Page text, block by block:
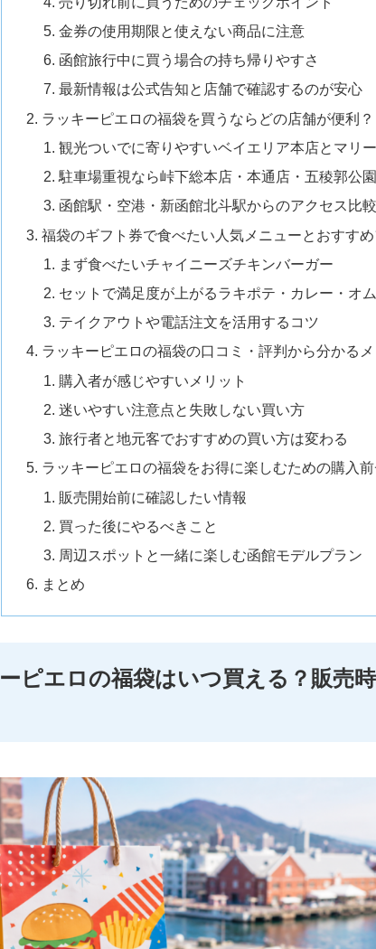
金券の使用期限と使えない商品に注意
函館旅行中に買う場合の持ち帰りやすさ
最新情報は公式告知と店舗で確認するのが安心
ラッキーピエロの福袋を買うならどの店舗が便利？
観光ついでに寄りやすいベイエリア本店とマリ
駐車場重視なら峠下総本店・本通店・五稜郭公
函館駅・空港・新函館北斗駅からのアクセス比較
福袋のギフト券で食べたい人気メニューとおすす
まず食べたいチャイニーズチキンバーガー
セットで満足度が上がるラキポテ・カレー・オ
テイクアウトや電話注文を活用するコツ
ラッキーピエロの福袋の口コミ・評判から分かる
購入者が感じやすいメリット
迷いやすい注意点と失敗しない買い方
旅行者と地元客でおすすめの買い方は変わる
ラッキーピエロの福袋をお得に楽しむための購入
販売開始前に確認したい情報
買った後にやるべきこと
周辺スポットと一緒に楽しむ函館モデルプラン
まとめ
ピエロの福袋はいつ買える？販売